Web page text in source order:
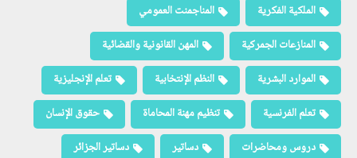
الملكية الفكرية
المناجمنت العمومي
المنازعات الجمركية
المهن القانونية والقضائية
الموارد البشرية
النظم الإنتخابية
تعلم الإنجليزية
تعلم الفرنسية
تنظيم مهنة المحاماة
حقوق الإنسان
دروس ومحاضرات
دساتير
دساتير الجزائر